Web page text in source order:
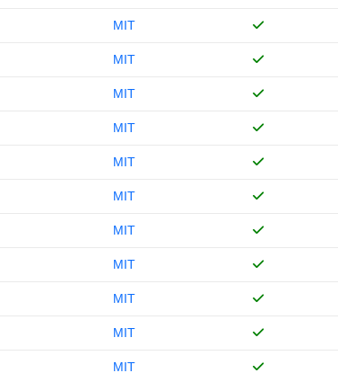
MIT
MIT
MIT
MIT
MIT
MIT
MIT
MIT
MIT
MIT
MIT